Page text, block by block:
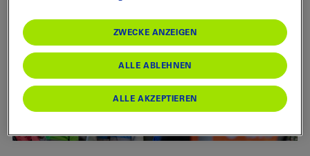
ZWECKE ANZEIGEN
ALLE ABLEHNEN
ALLE AKZEPTIEREN